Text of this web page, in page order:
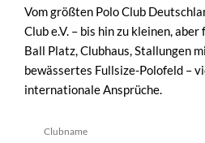
Vom größten Polo Club
Club e.V. – bis hin zu kleinen,
Ball Platz, Clubhaus, Stallungen
bewässertes Fullsize-Polofeld –
internationale Ansprüche.
Clubname